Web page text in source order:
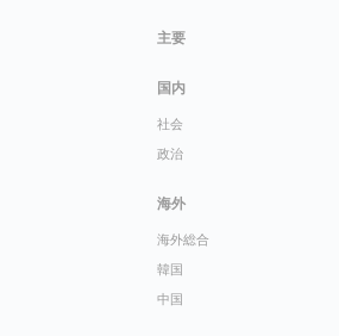
主要
国内
社会
政治
海外
海外総合
韓国
中国